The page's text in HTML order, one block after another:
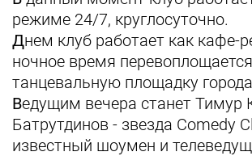
режиме 24/7, круглосуточно.
Днем клуб работает как кафе-
ночное время
танцевальную площадку
Ведущим вечера станет Тимур
Батрутдинов - звезда Comedy
известный шоумен и